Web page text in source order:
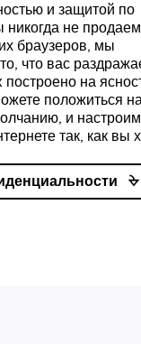
и защитой по
не
браузеров, мы
что вас
на
положиться
и
так, как вы